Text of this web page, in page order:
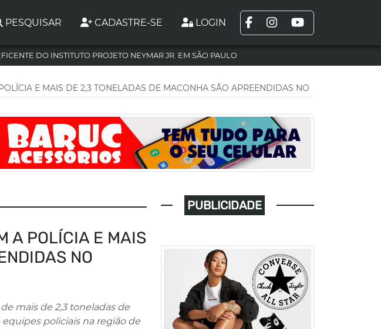
PESQUISAR CADASTRE-SE LOGIN
DO INSTITUTO PROJETO NEYMAR JR. EM SÃO PAULO
E MAIS DE 2,3 TONELADAS DE MACONHA SÃO APREENDIDAS NO NORTE DO
A POLÍCIA E MAIS
NO
mais de 2,3 toneladas de
policiais na região de
PUBLICIDADE